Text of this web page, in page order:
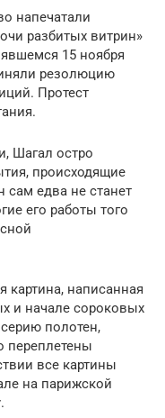
напечатали
разбитых витрин»
15 ноября
резолюцию
Протест
Шагал остро
происходящие
сам едва не станет
его работы того
картина, написанная
и начале сороковых
полотен,
переплетены
все картины
на парижской